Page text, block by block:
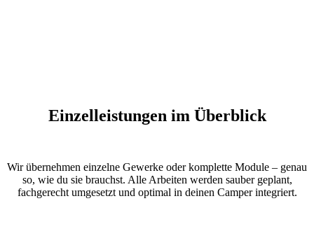
Einzelleistungen im Überblick
Wir übernehmen einzelne Gewerke oder komplette Module – genau
so, wie du sie brauchst. Alle Arbeiten werden sauber geplant,
fachgerecht umgesetzt und optimal in deinen Camper integriert.